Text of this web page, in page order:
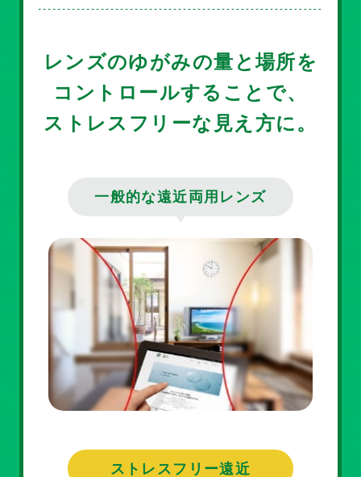
レンズのゆがみの量と場所を
コントロールすることで、
ストレスフリーな見え方に。
一般的な遠近両用レンズ
ストレスフリー遠近